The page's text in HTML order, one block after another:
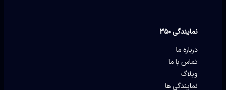
نمایندگی ۳۵۰
درباره ما
تماس با ما
وبلاگ
نمایندگی ها